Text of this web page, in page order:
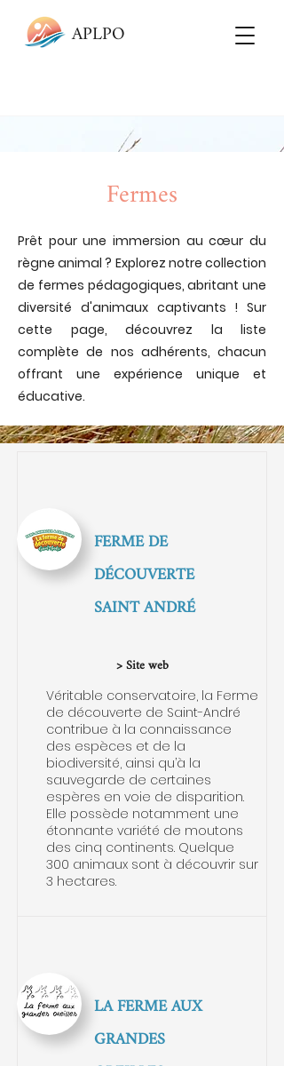
APLPO
Fermes
Prêt pour une immersion au cœur du
règne animal ? Explorez notre collection
de fermes pédagogiques, abritant une
diversité d'animaux captivants ! Sur
cette page, découvrez la liste
complète de nos adhérents, chacun
offrant une expérience unique et
éducative.
Véritable conservatoire, la Ferme
de découverte de Saint-André
contribue à la connaissance
des espèces et de la
biodiversité, ainsi qu’à la
sauvegarde de certaines
espères en voie de disparition.
Elle possède notamment une
étonnante variété de moutons
des cinq continents. Quelque
300 animaux sont à découvrir sur
3 hectares.
> Site web
FERME DE
DÉCOUVERTE
SAINT ANDRÉ
LA FERME AUX
GRANDES